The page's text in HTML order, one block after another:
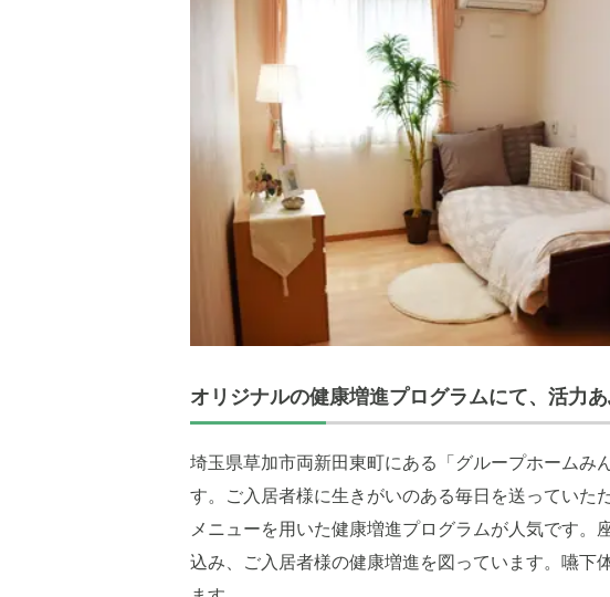
オリジナルの健康増進プログラムにて、活力
埼玉県草加市両新田東町にある「グループホーム
す。ご入居者様に生きがいのある毎日を送っていた
メニューを用いた健康増進プログラムが人気です
込み、ご入居者様の健康増進を図っています。嚥下